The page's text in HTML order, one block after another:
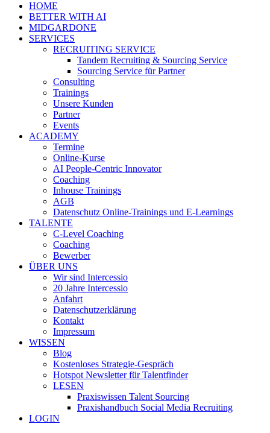
HOME
BETTER WITH AI
MIDGARDONE
SERVICES
RECRUITING SERVICE
Tandem Recruiting & Sourcing Service
Sourcing Service für Partner
Consulting
Trainings
Unsere Kunden
Partner
Events
ACADEMY
Termine
Online-Kurse
AI People-Centric Innovator
Coaching
Inhouse Trainings
AGB
Datenschutz Online-Trainings und E-Learnings
TALENTE
C-Level Coaching
Coaching
Bewerber
ÜBER UNS
Wir sind Intercessio
20 Jahre Intercessio
Anfahrt
Datenschutzerklärung
Kontakt
Impressum
WISSEN
Blog
Kostenloses Strategie-Gespräch
Hotspot Newsletter für Talentfinder
LESEN
Praxiswissen Talent Sourcing
Praxishandbuch Social Media Recruiting
LOGIN